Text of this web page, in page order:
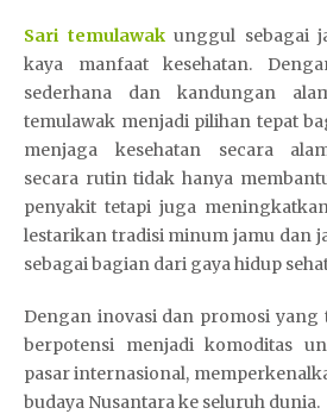
Sari temulawakunggul sebagai
kaya manfaat kesehatan.
sederhana dan kandungan
temulawak menjadi pilihan tepat
menjaga kesehatan secara
secara rutin tidak hanya
penyakit tetapi juga
lestarikan tradisi minum jamu dan
sebagai bagian dari gaya hidup
Dengan inovasi dan promosi yang
berpotensi menjadi komoditas
pasar internasional,
budaya Nusantara ke seluruh dunia.